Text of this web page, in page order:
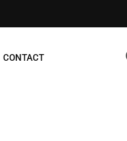
CONTACT